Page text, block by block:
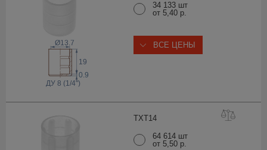
19
Ø13.7
0.9
ДУ 8 (1/4")
34 133 шт
от 5,40 р.
ВСЕ ЦЕНЫ
TXT14
64 614 шт
от 5,50 р.